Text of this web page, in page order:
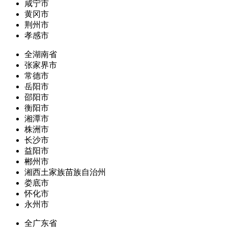
咸宁市
黄冈市
荆州市
孝感市
全湖南省
张家界市
常德市
岳阳市
邵阳市
衡阳市
湘潭市
株洲市
长沙市
益阳市
郴州市
湘西土家族苗族自治州
娄底市
怀化市
永州市
全广东省